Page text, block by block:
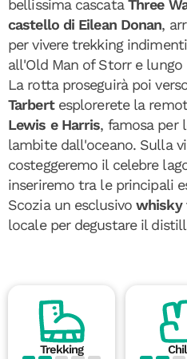
bellissima cascata Three
castello di Eilean Donan,
per vivere trekking
all'Old Man of Storr e lungo
La rotta proseguirà poi
Tarbert esplorerete la
Lewis e Harris, famosa per
lambite dall'oceano. Sulla
costeggeremo il celebre
inseriremo tra le principali
Scozia un esclusivowhisky
locale per degustare il
Trekking